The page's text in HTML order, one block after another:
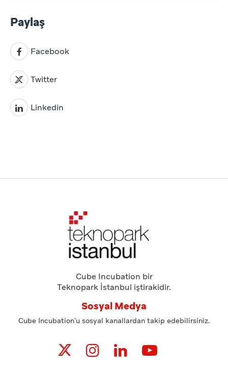
Paylaş
Facebook
Twitter
Linkedin
Cube Incubation bir
Teknopark İstanbul iştirakidir.
Sosyal Medya
Cube Incubation'u sosyal kanallardan takip edebilirsiniz.